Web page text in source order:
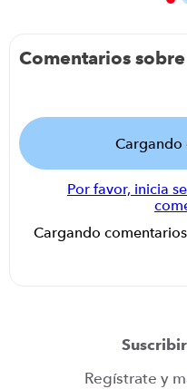
Comentarios
Por favor, inicia
Cargando
Regístrate y